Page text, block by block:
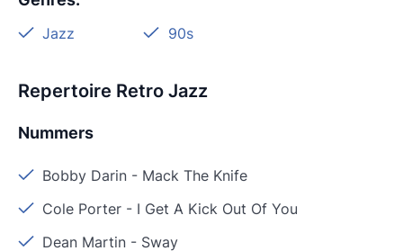
Jazz 90s
Repertoire Retro Jazz
Nummers
Bobby Darin - Mack The Knife
Cole Porter - I Get A Kick Out Of You
Dean Martin - Sway